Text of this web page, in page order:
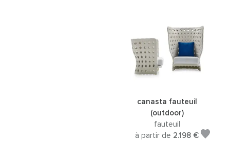
canasta fauteuil
(outdoor)
fauteuil
à partir de 2.198 €